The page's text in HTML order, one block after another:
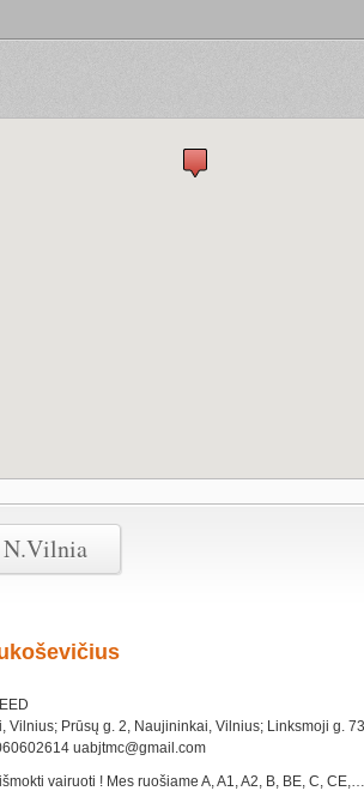
Vilnius; Prūsų g. 2, Naujininkai, Vilnius; Linksmoji g.
uabjtmc@gmail.com
vairuoti ! Mes ruošiame A, A1, A2, B, BE, C, CE,…